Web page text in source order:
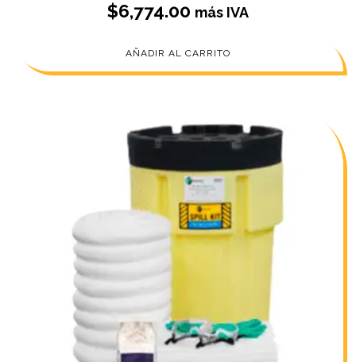
$6,774.00 más IVA
AÑADIR AL CARRITO